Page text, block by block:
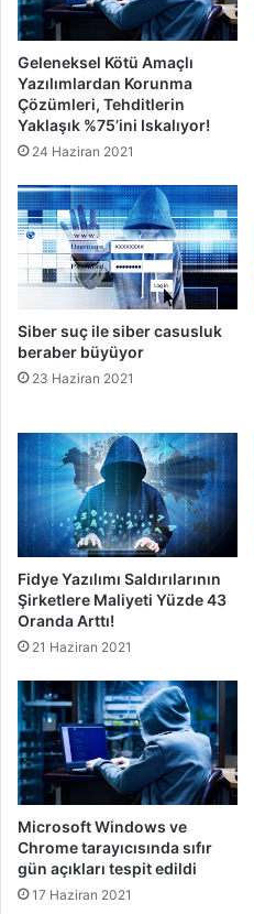
Geleneksel Kötü Amaçlı
Yazılımlardan Korunma
Çözümleri, Tehditlerin
Yaklaşık %75’ini Iskalıyor!
24 Haziran 2021
Siber suç ile siber casusluk
beraber büyüyor
23 Haziran 2021
Fidye Yazılımı Saldırılarının
Şirketlere Maliyeti Yüzde 43
Oranda Arttı!
21 Haziran 2021
Microsoft Windows ve
Chrome tarayıcısında sıfır
gün açıkları tespit edildi
17 Haziran 2021